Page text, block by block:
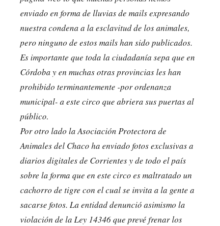
enviado en forma de lluvias de mails expresando
nuestra condena a la esclavitud de los animales,
pero ninguno de estos mails han sido publicados.
Es importante que toda la ciudadanía sepa que en
Córdoba y en muchas otras provincias les han
prohibido terminantemente -por ordenanza
municipal- a este circo que abriera sus puertas al
público.
Por otro lado la Asociación Protectora de
Animales del Chaco ha enviado fotos exclusivas a
diarios digitales de Corrientes y de todo el país
sobre la forma que en este circo es maltratado un
cachorro de tigre con el cual se invita a la gente a
sacarse fotos. La entidad denunció asimismo la
violación de la Ley 14346 que prevé frenar los